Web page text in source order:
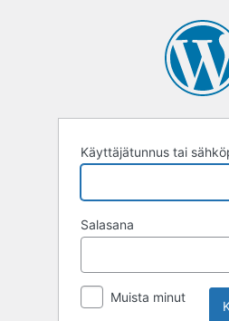
Käyttäjätunnus tai
Salasana
Muista minut